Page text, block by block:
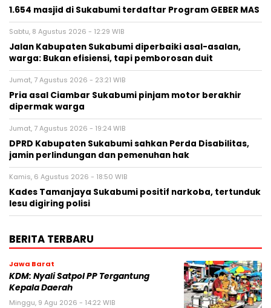
1.654 masjid di Sukabumi terdaftar Program GEBER MAS
Sabtu, 8 Agustus 2026 - 12:29 WIB
Jalan Kabupaten Sukabumi diperbaiki asal-asalan,
warga: Bukan efisiensi, tapi pemborosan duit
Jumat, 7 Agustus 2026 - 23:21 WIB
Pria asal Ciambar Sukabumi pinjam motor berakhir
dipermak warga
Jumat, 7 Agustus 2026 - 19:24 WIB
DPRD Kabupaten Sukabumi sahkan Perda Disabilitas,
jamin perlindungan dan pemenuhan hak
Kamis, 6 Agustus 2026 - 18:50 WIB
Kades Tamanjaya Sukabumi positif narkoba, tertunduk
lesu digiring polisi
BERITA TERBARU
Jawa Barat
KDM: Nyali Satpol PP Tergantung
Kepala Daerah
Minggu, 9 Agu 2026 - 14:22 WIB